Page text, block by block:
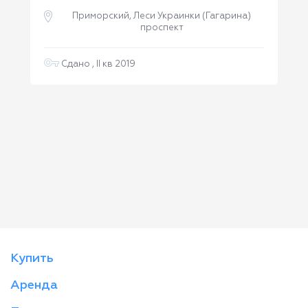
Приморский, Леси Украинки (Гагарина)
проспект
Сдано , II кв 2019
Купить
Аренда